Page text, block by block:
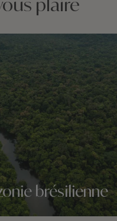
brésilienne